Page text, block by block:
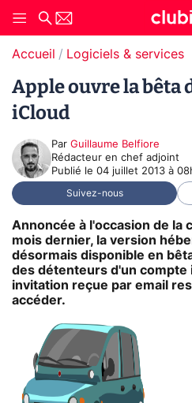
Accueil Logiciels & services
Apple ouvre la bêta
iCloud
Par Guillaume Belfiore
Rédacteur en chef adjoint
Publié le 04 juillet 2013 à
Suivez-nous
Annoncée à l'occasion de la
mois dernier, la version
désormais disponible en
des détenteurs d'un compte
invitation reçue par email
accéder.